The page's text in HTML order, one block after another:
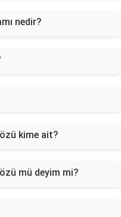
nedir?
kime ait?
mü deyim mi?